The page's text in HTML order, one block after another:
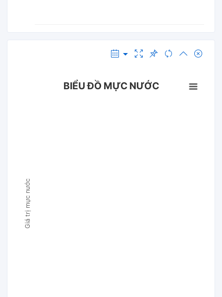
Giá trị mực nước
BIỂU ĐỒ MỰC NƯỚC